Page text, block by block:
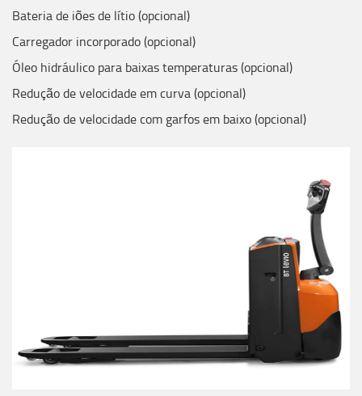
Bateria de iões de lítio (opcional)
Carregador incorporado (opcional)
Óleo hidráulico para baixas temperaturas (opcional)
Redução de velocidade em curva (opcional)
Redução de velocidade com garfos em baixo (opcional)